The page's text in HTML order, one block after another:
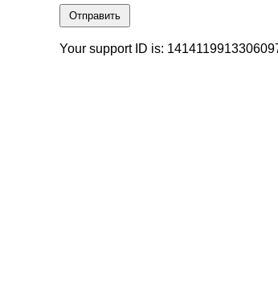
Отправить
Your support ID is: